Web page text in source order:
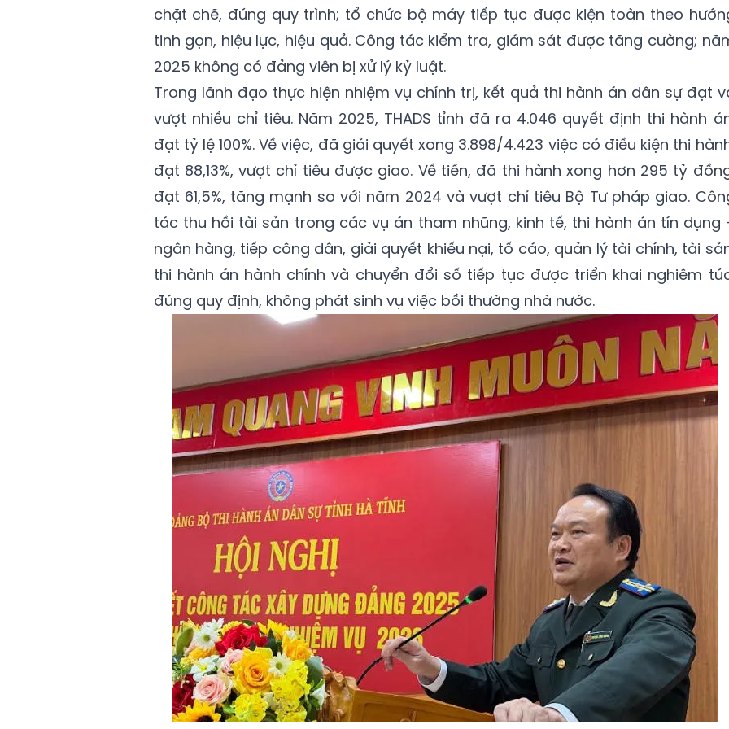
chặt chẽ, đúng quy trình; tổ chức bộ máy tiếp tục được kiện toàn theo
tinh gọn, hiệu lực, hiệu quả. Công tác kiểm tra, giám sát được tăng cường;
2025 không có đảng viên bị xử lý kỷ luật.
Trong lãnh đạo thực hiện nhiệm vụ chính trị, kết quả thi hành án dân sự đạt
vượt nhiều chỉ tiêu. Năm 2025, THADS tỉnh đã ra 4.046 quyết định thi hành
đạt tỷ lệ 100%. Về việc, đã giải quyết xong 3.898/4.423 việc có điều kiện thi
đạt 88,13%, vượt chỉ tiêu được giao. Về tiền, đã thi hành xong hơn 295 tỷ
đạt 61,5%, tăng mạnh so với năm 2024 và vượt chỉ tiêu Bộ Tư pháp giao.
tác thu hồi tài sản trong các vụ án tham nhũng, kinh tế, thi hành án tín dụng
ngân hàng, tiếp công dân, giải quyết khiếu nại, tố cáo, quản lý tài chính, tài
thi hành án hành chính và chuyển đổi số tiếp tục được triển khai nghiêm
đúng quy định, không phát sinh vụ việc bồi thường nhà nước.